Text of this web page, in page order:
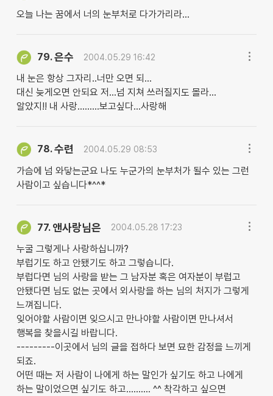
오늘 나는 꿈에서 너의 눈부처로 다가가리라...
79.은수 2004.05.29 16:42
내 눈은 항상 그자리..너만 오면 되...
대신 늦게오면 안되요 저...넘 지쳐 쓰러질지도 몰라...
알았지!! 내 사랑.........보고싶다...사랑해
78.수련 2004.05.29 08:53
가슴에 넘 와닿는군요 나도 누군가의 눈부처가 될수 있는 그런
사람이고 싶습니다*^^*
77. 앤사랑님은 2004.05.28 17:23
누굴 그렇게나 사랑하십니까?
부럽기도 하고 안됐기도 하고 그렇습니다.
부럽다면 님의 사랑을 받는 그 남자분 혹은 여자분이 부럽고
안됐다면 님도 없는 곳에서 외사랑을 하는 님의 처지가 그렇게
느껴집니다.
잊어야할 사람이면 잊으시고 만나야할 사람이면 만나셔서
행복을 찾을시길 바랍니다.
---------이곳에서 님의 글을 접하다 보면 묘한 감정을 느끼게
되죠.
어떤 때는 저 사람이 나에게 하는 말인가 싶기도 하고 나에게
하는 말이었으면 싶기도 하고.......... ^^ 착각하고 싶으면